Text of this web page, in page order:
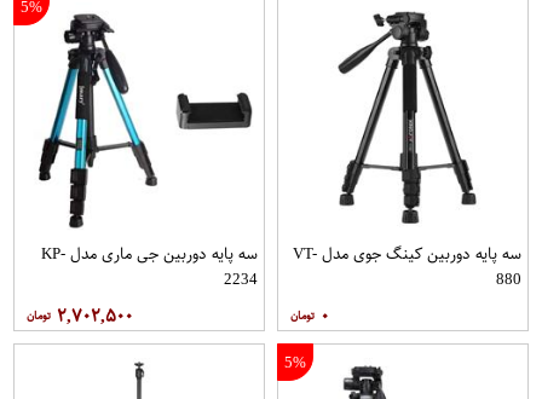
سه پایه دوربین کینگ جوی مدل VT-
880
۰
5%
سه پایه دوربین جی ماری مدل KP-
2234
۲,۷۰۲,۵۰۰
5%